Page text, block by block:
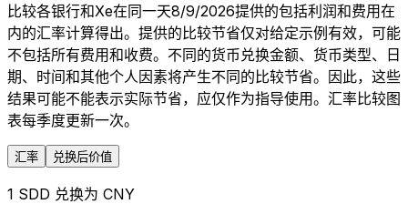
比较各银行和Xe在同一天8/9/2026提供的包括利润和费用在
内的汇率计算得出。提供的比较节省仅对给定示例有效，可能
不包括所有费用和收费。不同的货币兑换金额、货币类型、日
期、时间和其他个人因素将产生不同的比较节省。因此，这些
结果可能不能表示实际节省，应仅作为指导使用。汇率比较图
表每季度更新一次。
汇率 兑换后价值
1 SDD 兑换为 CNY